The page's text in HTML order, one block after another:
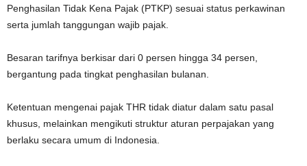
Penghasilan Tidak Kena Pajak (PTKP) sesuai status perkawinan
serta jumlah tanggungan wajib pajak.
Besaran tarifnya berkisar dari 0 persen hingga 34 persen,
bergantung pada tingkat penghasilan bulanan.
Ketentuan mengenai pajak THR tidak diatur dalam satu pasal
khusus, melainkan mengikuti struktur aturan perpajakan yang
berlaku secara umum di Indonesia.